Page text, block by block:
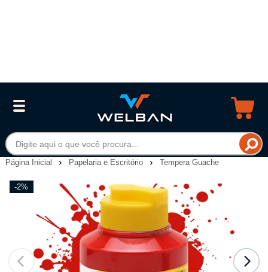
Página Inicial Papelaria e Escritório Tempera Guache
-2%